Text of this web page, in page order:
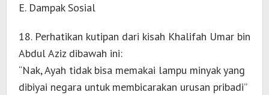
E. Dampak Sosial
18. Perhatikan kutipan dari kisah Khalifah Umar bin
Abdul Aziz dibawah ini:
“Nak, Ayah tidak bisa memakai lampu minyak yang
dibiyai negara untuk membicarakan urusan pribadi”